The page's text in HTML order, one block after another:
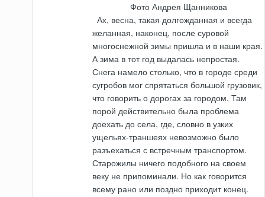
Фото Андрея Щанникова
Ах, весна, такая долгожданная и всегда
желанная, наконец, после суровой
многоснежной зимы пришла и в наши края.
А зима в тот год выдалась непростая.
Снега намело столько, что в городе среди
сугробов мог спрятаться большой грузовик,
что говорить о дорогах за городом. Там
порой действительно была проблема
доехать до села, где, словно в узких
ущельях-траншеях невозможно было
разъехаться с встречным транспортом.
Старожилы ничего подобного на своем
веку не припоминали. Но как говорится
всему рано или поздно приходит конец.